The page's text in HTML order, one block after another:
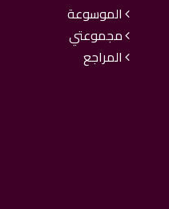
الموسوعة
مجموعتي
المراجع